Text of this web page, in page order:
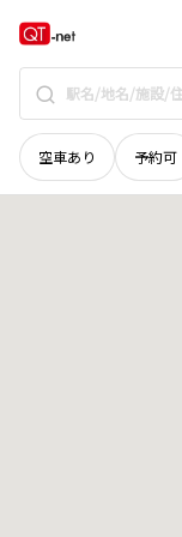
空車あり 予約可
山口県